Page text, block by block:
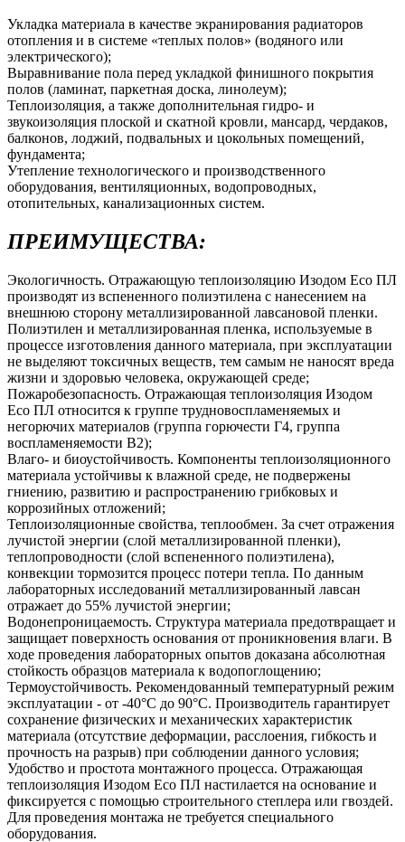
Укладка материала в качестве экранирования радиаторов
отопления и в системе «теплых полов» (водяного или
электрического);
Выравнивание пола перед укладкой финишного покрытия
полов (ламинат, паркетная доска, линолеум);
Теплоизоляция, а также дополнительная гидро- и
звукоизоляция плоской и скатной кровли, мансард, чердаков,
балконов, лоджий, подвальных и цокольных помещений,
фундамента;
Утепление технологического и производственного
оборудования, вентиляционных, водопроводных,
отопительных, канализационных систем.
ПРЕИМУЩЕСТВА:
Экологичность. Отражающую теплоизоляцию Изодом Eco ПЛ
производят из вспененного полиэтилена с нанесением на
внешнюю сторону металлизированной лавсановой пленки.
Полиэтилен и металлизированная пленка, используемые в
процессе изготовления данного материала, при эксплуатации
не выделяют токсичных веществ, тем самым не наносят вреда
жизни и здоровью человека, окружающей среде;
Пожаробезопасность. Отражающая теплоизоляция Изодом
Eco ПЛ относится к группе трудновоспламеняемых и
негорючих материалов (группа горючести Г4, группа
воспламеняемости В2);
Влаго- и биоустойчивость. Компоненты теплоизоляционного
материала устойчивы к влажной среде, не подвержены
гниению, развитию и распространению грибковых и
коррозийных отложений;
Теплоизоляционные свойства, теплообмен. За счет отражения
лучистой энергии (слой металлизированной пленки),
теплопроводности (слой вспененного полиэтилена),
конвекции тормозится процесс потери тепла. По данным
лабораторных исследований металлизированный лавсан
отражает до 55% лучистой энергии;
Водонепроницаемость. Структура материала предотвращает и
защищает поверхность основания от проникновения влаги. В
ходе проведения лабораторных опытов доказана абсолютная
стойкость образцов материала к водопоглощению;
Термоустойчивость. Рекомендованный температурный режим
эксплуатации - от -40°С до 90°С. Производитель гарантирует
сохранение физических и механических характеристик
материала (отсутствие деформации, расслоения, гибкость и
прочность на разрыв) при соблюдении данного условия;
Удобство и простота монтажного процесса. Отражающая
теплоизоляция Изодом Eco ПЛ настилается на основание и
фиксируется с помощью строительного степлера или гвоздей.
Для проведения монтажа не требуется специального
оборудования.